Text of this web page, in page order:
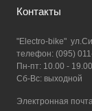
Контакты
"Electro-bike"
телефон: (095)
Пн-пт: 10.00 - 19.00
Сб-Вс: выходной
Электронная